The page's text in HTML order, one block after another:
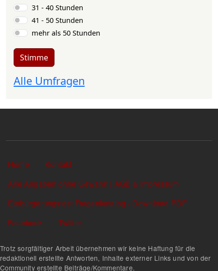
31 - 40 Stunden
41 - 50 Stunden
mehr als 50 Stunden
Stimme
Alle Umfragen
Sekundärlinks
Home
Kontakt
Alle Angaben ohne Gewähr! | AGB & Impressum
Einbürgerungstest Fragenkatalog - Download PDF
Facebook
Twitter
Trotz sorgfältiger Arbeit übernehmen wir keine Haftung für die
redaktionell erstellte Antworten, Inhalte externer Links und von der
Community erstellte Beiträge/Kommentare.